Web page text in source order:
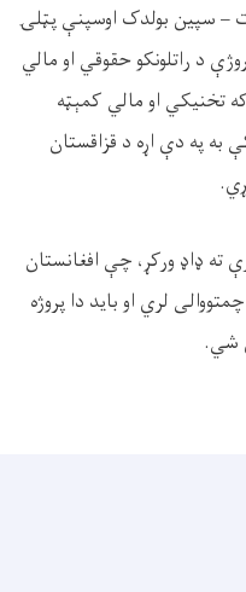
– سپين بولدک اوسپنې پټلۍ
د راتلونکو حقوقي او مالي
تخنيکي او مالي کمېټه
په دې اړه د قزاقستان
.
ته ډا‌ډ ورکړ، چې افغانستان
لري او بايد دا پروژه
شي.